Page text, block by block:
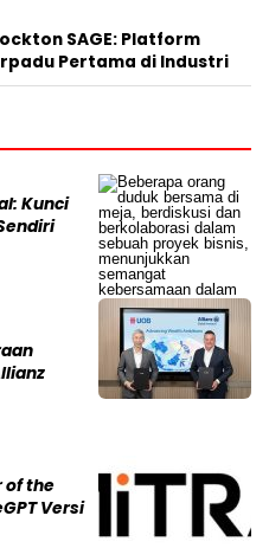
SAGE: Platform
Pertama di Industri
Kunci
of the
Versi